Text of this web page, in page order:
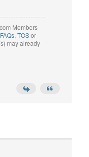
Members
FAQs, TOSor
may already